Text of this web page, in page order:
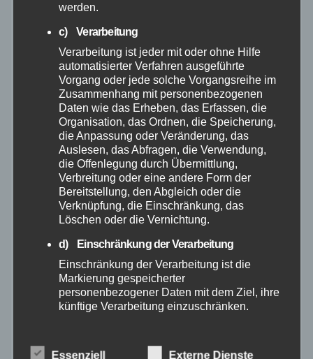
Juni 2025
Mai 2025
April 2025
März 2025
Februar 2025
Januar 2025
November 2024
Oktober 2024
September 2024
werden.
c) Verarbeitung
Verarbeitung ist jeder mit oder ohne Hilfe
automatisierter Verfahren ausgeführte
Vorgang oder jede solche Vorgangsreihe im
Zusammenhang mit personenbezogenen
Daten wie das Erheben, das Erfassen, die
Organisation, das Ordnen, die Speicherung,
die Anpassung oder Veränderung, das
Auslesen, das Abfragen, die Verwendung,
die Offenlegung durch Übermittlung,
Verbreitung oder eine andere Form der
Bereitstellung, den Abgleich oder die
Verknüpfung, die Einschränkung, das
Löschen oder die Vernichtung.
d) Einschränkung der Verarbeitung
Einschränkung der Verarbeitung ist die
Markierung gespeicherter
personenbezogener Daten mit dem Ziel, ihre
künftige Verarbeitung einzuschränken.
Profiling ist jede Art der automatisierten
Essenziell Externe Dienste